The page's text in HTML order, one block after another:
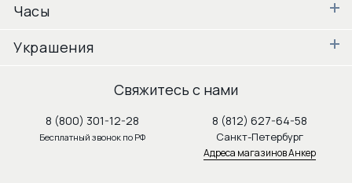
Часы
Украшения
Свяжитесь с нами
8 (800) 301-12-28
Бесплатный звонок по РФ
8 (812) 627-64-58
Санкт-Петербург
Адреса магазинов Анкер